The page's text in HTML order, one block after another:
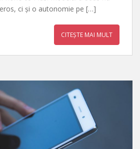
ci și o autonomie pe […]
CITEȘTE MAI MULT